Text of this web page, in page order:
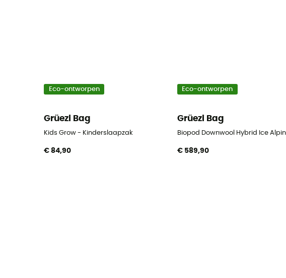
Eco-ontworpen
Grüezi Bag
Kids Grow - Kinderslaapzak
€ 84,90
Eco-ontworpen
Grüezi Bag
Biopod Downwool Hybrid Ice
€ 589,90